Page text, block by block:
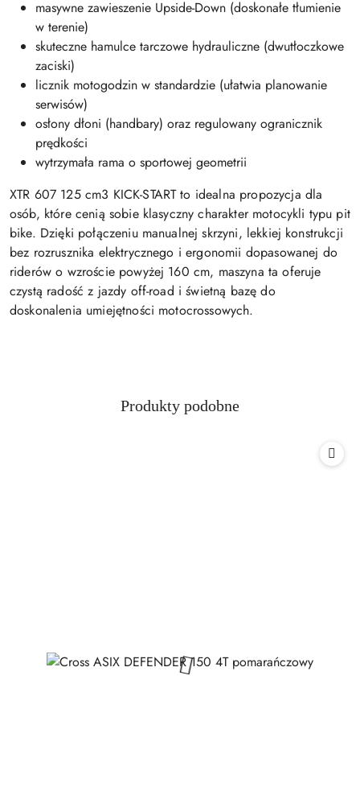
masywne zawieszenie Upside-Down (doskonałe tłumienie
w terenie)
skuteczne hamulce tarczowe hydrauliczne (dwutłoczkowe
zaciski)
licznik motogodzin w standardzie (ułatwia planowanie
serwisów)
osłony dłoni (handbary) oraz regulowany ogranicznik
prędkości
wytrzymała rama o sportowej geometrii
XTR 607 125 cm3 KICK-START to idealna propozycja dla
osób, które cenią sobie klasyczny charakter motocykli typu pit
bike. Dzięki połączeniu manualnej skrzyni, lekkiej konstrukcji
bez rozrusznika elektrycznego i ergonomii dopasowanej do
riderów o wzroście powyżej 160 cm, maszyna ta oferuje
czystą radość z jazdy off-road i świetną bazę do
doskonalenia umiejętności motocrossowych.
Pomiń karuzelę produktów
Produkty
Produkty podobne